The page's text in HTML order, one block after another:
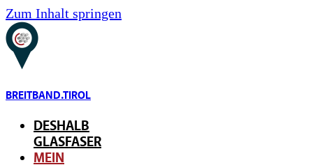
Zum Inhalt springen
BREITBAND.TIROL
DESHALB
GLASFASER
MEIN